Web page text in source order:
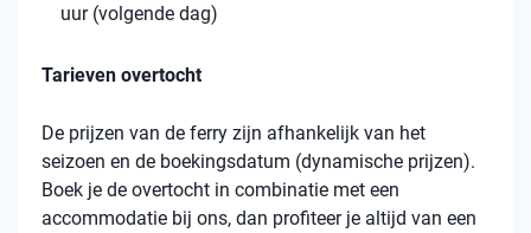
uur (volgende dag)
Tarieven overtocht
De prijzen van de ferry zijn afhankelijk van het
seizoen en de boekingsdatum (dynamische prijzen).
Boek je de overtocht in combinatie met een
accommodatie bij ons, dan profiteer je altijd van een